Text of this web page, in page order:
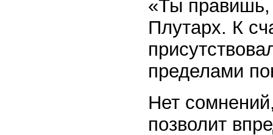
«Ты правишь,
Плутарх. К
пределами
Нет
позволит